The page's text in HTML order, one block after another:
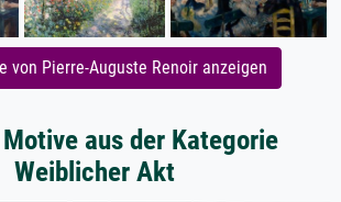
von Pierre-Auguste Renoir anzeigen
aus der Kategorie
Weiblicher Akt